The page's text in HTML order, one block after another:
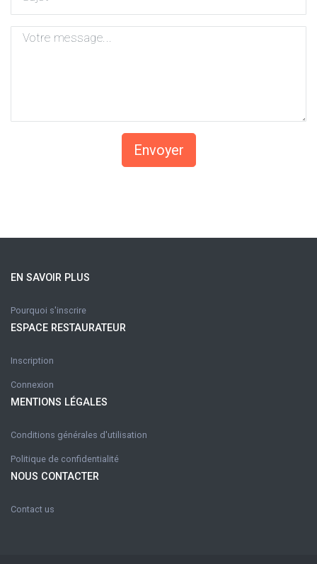
Envoyer
EN SAVOIR PLUS
Pourquoi s'inscrire
ESPACE RESTAURATEUR
Inscription
Connexion
MENTIONS LÉGALES
Conditions générales d'utilisation
Politique de confidentialité
NOUS CONTACTER
Contact us